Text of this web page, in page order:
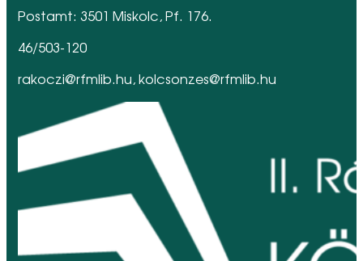
Postamt: 3501 Miskolc, Pf. 176.
46/503-120
rakoczi@rfmlib.hu, kolcsonzes@rfmlib.hu